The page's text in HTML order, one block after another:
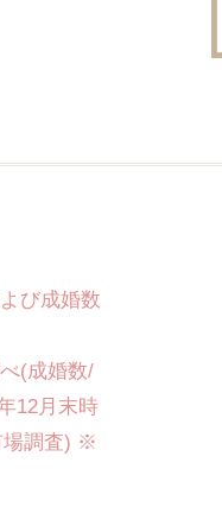
び成婚数
(成婚数/
12月末時
場調査) ※